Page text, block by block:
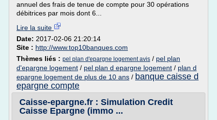
annuel des frais de tenue de compte pour 30 opérations
débitrices par mois dont 6...
Lire la suite
Date: 2017-02-06 21:20:14
Site : http://www.top10banques.com
Thèmes liés : pel plan d'epargne logement avis / pel plan
d'epargne logement / pel plan d epargne logement / plan d
epargne logement de plus de 10 ans / banque caisse d
epargne compte
Caisse-epargne.fr : Simulation Credit
Caisse Epargne (immo ...